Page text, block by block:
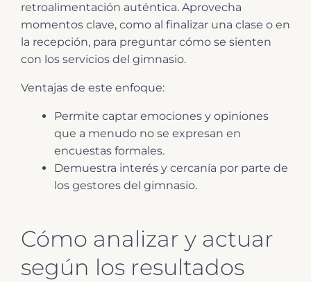
retroalimentación auténtica. Aprovecha
momentos clave, como al finalizar una clase o en
la recepción, para preguntar cómo se sienten
con los servicios del gimnasio.
Ventajas de este enfoque:
Permite captar emociones y opiniones
que a menudo no se expresan en
encuestas formales.
Demuestra interés y cercanía por parte de
los gestores del gimnasio.
Cómo analizar y actuar
según los resultados